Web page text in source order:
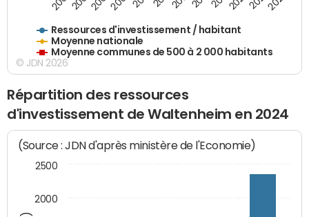
Ressources d'investissement / habitant
Moyenne nationale
Moyenne communes de 500 à 2 000 habitants
© JDN 2026
Répartition des ressources
d'investissement de Waltenheim en 2024
(Source : JDN d'après ministère de l'Economie)
2000
2500